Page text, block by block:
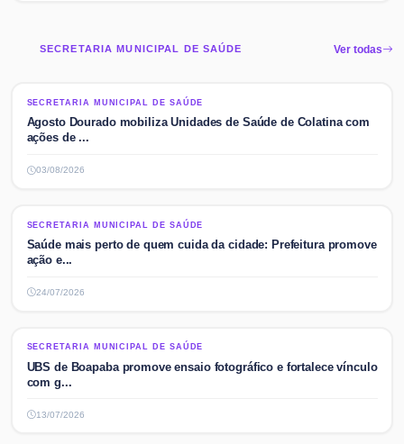
SECRETARIA MUNICIPAL DE SAÚDE Ver todas
SECRETARIA MUNICIPAL DE SAÚDE
SECRETARIA MUNICIPAL DE SAÚDE
Agosto Dourado mobiliza Unidades de Saúde de Colatina com
ações de ...
03/08/2026
SECRETARIA MUNICIPAL DE SAÚDE
SECRETARIA MUNICIPAL DE SAÚDE
Saúde mais perto de quem cuida da cidade: Prefeitura promove
ação e...
24/07/2026
SECRETARIA MUNICIPAL DE SAÚDE
SECRETARIA MUNICIPAL DE SAÚDE
UBS de Boapaba promove ensaio fotográfico e fortalece vínculo
com g...
13/07/2026